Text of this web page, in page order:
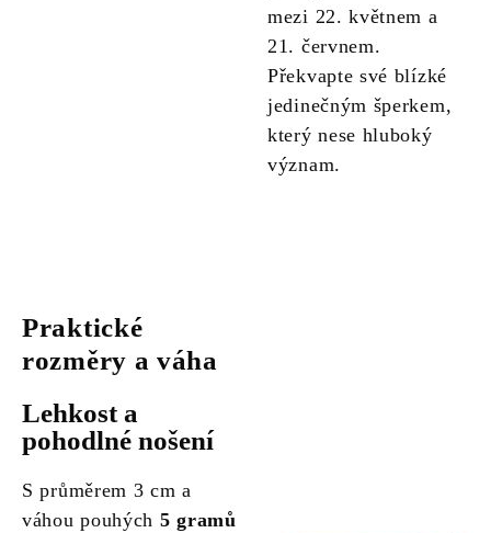
mezi 22. květnem a
21. červnem.
Překvapte své blízké
jedinečným šperkem,
který nese hluboký
význam.
Praktické
rozměry a váha
Lehkost a
pohodlné nošení
S průměrem 3 cm a
váhou pouhých 5 gramů